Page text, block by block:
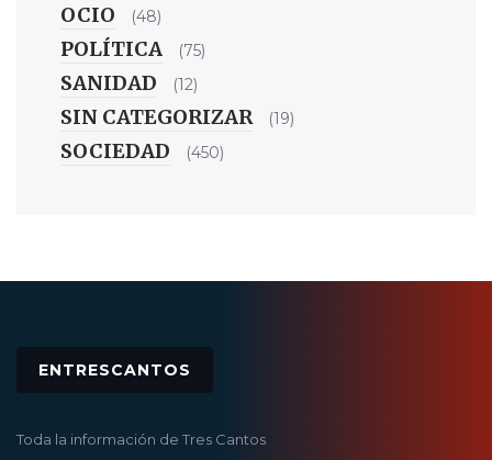
OCIO (48)
POLÍTICA (75)
SANIDAD (12)
SIN CATEGORIZAR (19)
SOCIEDAD (450)
ENTRESCANTOS
Toda la información de Tres Cantos